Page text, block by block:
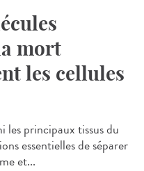
mort
les cellules
principaux tissus du
essentielles de séparer
et...